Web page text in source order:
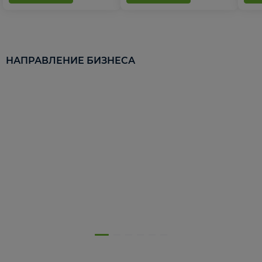
НАПРАВЛЕНИЕ БИЗНЕСА